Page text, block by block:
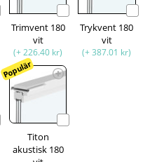
Trimvent 180
vit
(+ 226.40 kr)
Trykvent 180
vit
(+ 387.01 kr)
Populär
Titon
akustisk 180